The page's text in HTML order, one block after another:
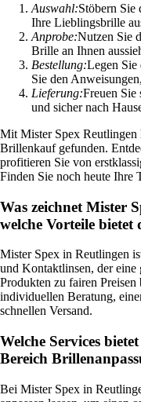
Auswahl:Stöbern Sie
Ihre Lieblingsbrille
Anprobe:Nutzen Sie
Brille an Ihnen
Bestellung:Legen
Sie den
Lieferung:Freuen Sie
und sicher nach
Mit Mister Spex Reutlingen
Brillenkauf gefunden.
profitieren Sie von
Finden Sie noch heute Ihre
Was zeichnet Mister
welche Vorteile bietet
Mister Spex in Reutlingen
und Kontaktlinsen, der
Produkten zu fairen
individuellen Beratung,
schnellen Versand.
Welche Services
Bereich
Bei Mister Spex in